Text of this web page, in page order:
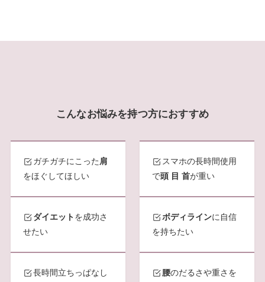
こんなお悩みを持つ方におすすめ
ガチガチにこった 肩
をほぐしてほしい
スマホの長時間使用
で頭 目 首が重い
ダイエットを成功さ
せたい
ボディラインに自信
を持ちたい
長時間立ちっぱなし
腰のだるさや重さを